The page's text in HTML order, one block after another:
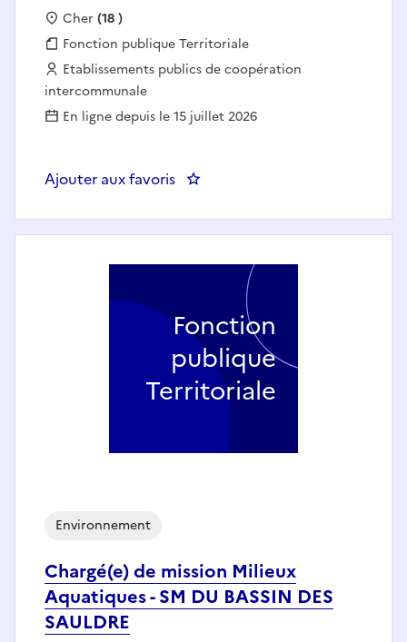
Localisation :
Cher (18 )
Fonction publique :
Fonction publique Territoriale
Employeur :
Etablissements publics de coopération
intercommunale
En ligne depuis le 15 juillet 2026
Ajouter aux favoris : Agent de sensibilisation -
Chargé(e) de mission Milieux
Aquatiques - SM DU BASSIN DES
SAULDRE
Environnement
Fonction
publique
Territoriale